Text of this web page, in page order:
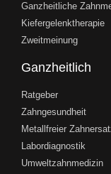
Ganzheitliche
Kiefergelenktherapie
Zweitmeinung
Ganzheitlich
Ratgeber
Zahngesundheit
Metallfreier
Labordiagnostik
Umweltzahnmedizin